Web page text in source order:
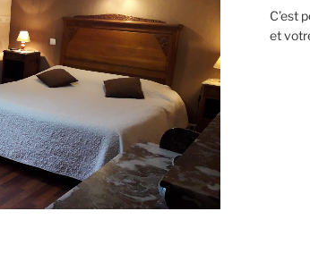
C’est
et